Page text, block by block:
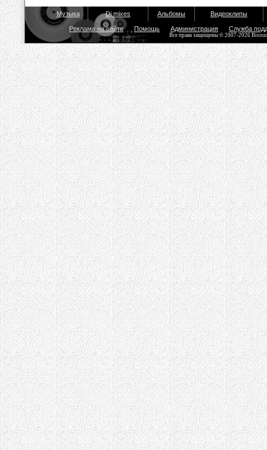
Музыка Dj mixes Альбомы Видеоклипы
Реклама на сайте Помощь Администрация Служба
Все права защищены © 2007-2026